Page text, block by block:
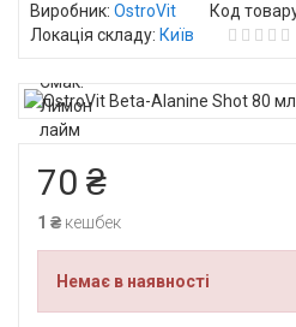
Виробник: OstroVit Код
Локація складу: Київ
70 ₴
1 ₴ кешбек
Немає в наявності